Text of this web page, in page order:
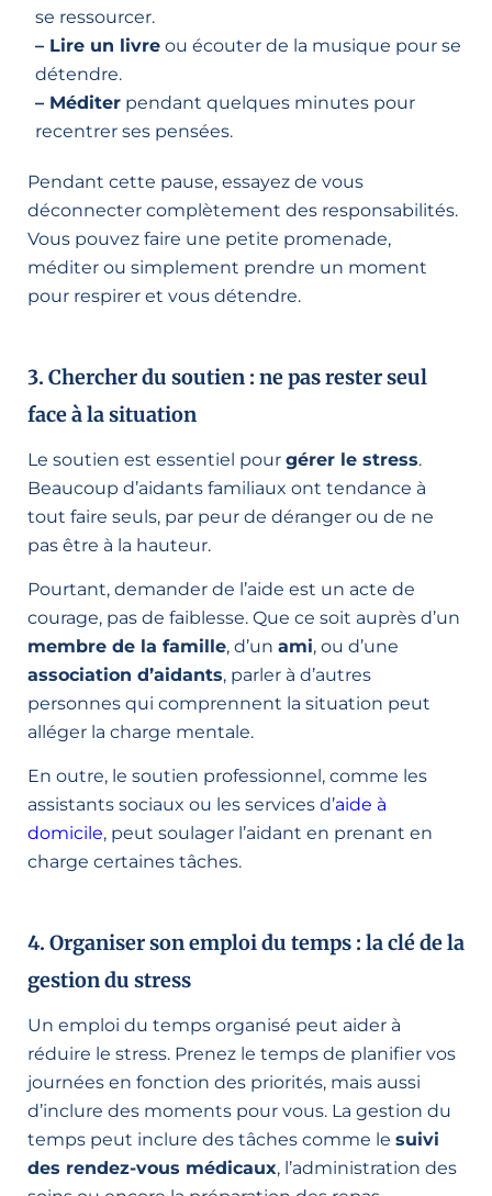
se ressourcer.
– Lire un livre ou écouter de la musique pour se
détendre.
– Méditer pendant quelques minutes pour
recentrer ses pensées.
Pendant cette pause, essayez de vous
déconnecter complètement des responsabilités.
Vous pouvez faire une petite promenade,
méditer ou simplement prendre un moment
pour respirer et vous détendre.
3. Chercher du soutien : ne pas rester seul
face à la situation
Le soutien est essentiel pour gérer le stress.
Beaucoup d’aidants familiaux ont tendance à
tout faire seuls, par peur de déranger ou de ne
pas être à la hauteur.
Pourtant, demander de l’aide est un acte de
courage, pas de faiblesse. Que ce soit auprès d’un
membre de la famille, d’un ami, ou d’une
association d’aidants, parler à d’autres
personnes qui comprennent la situation peut
alléger la charge mentale.
En outre, le soutien professionnel, comme les
assistants sociaux ou les services d’aide à
domicile, peut soulager l’aidant en prenant en
charge certaines tâches.
4. Organiser son emploi du temps : la clé de la
gestion du stress
Un emploi du temps organisé peut aider à
réduire le stress. Prenez le temps de planifier vos
journées en fonction des priorités, mais aussi
d’inclure des moments pour vous. La gestion du
temps peut inclure des tâches comme le suivi
des rendez-vous médicaux, l’administration des